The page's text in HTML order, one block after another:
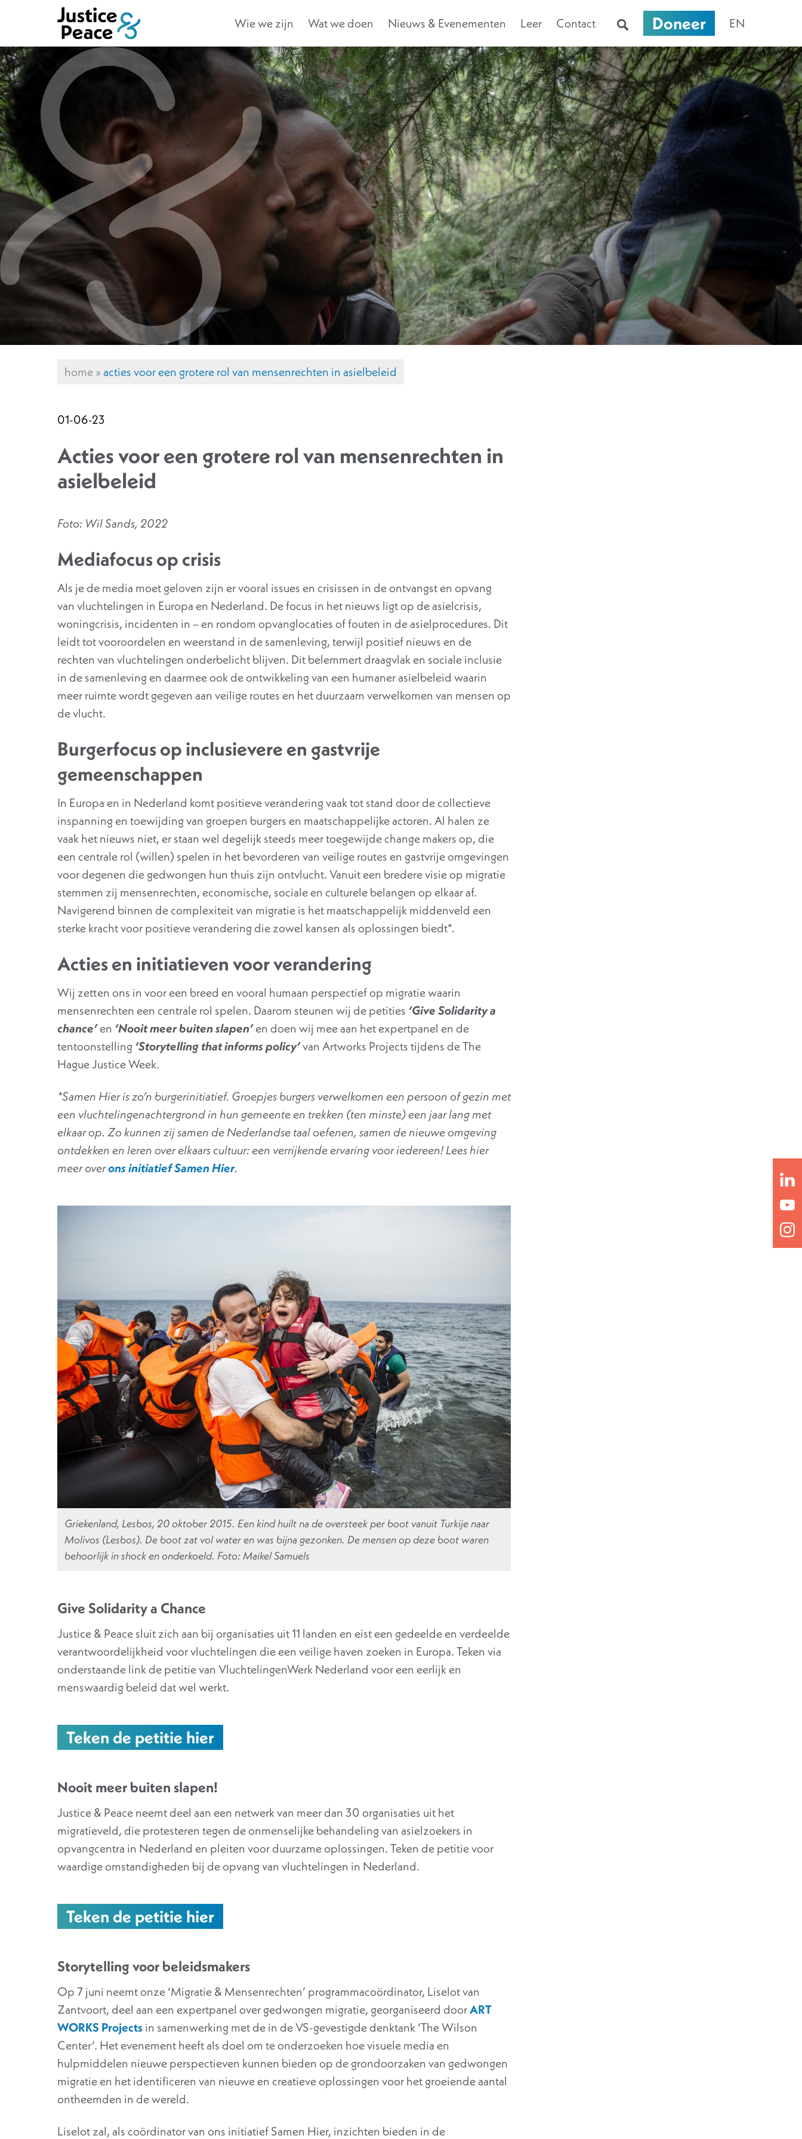
Wie we zijn Wat we doen Nieuws & Evenementen Leer Contact Doneer EN
home»acties voor een grotere rol van mensenrechten in asielbeleid
01-06-23
Acties voor een grotere rol van mensenrechten in
asielbeleid
Foto: Wil Sands, 2022
Mediafocus op crisis
Als je de media moet geloven zijn er vooral issues en crisissen in de ontvangst en opvang
van vluchtelingen in Europa en Nederland. De focus in het nieuws ligt op de asielcrisis,
woningcrisis, incidenten in – en rondom opvanglocaties of fouten in de asielprocedures. Dit
leidt tot vooroordelen en weerstand in de samenleving, terwijl positief nieuws en de
rechten van vluchtelingen onderbelicht blijven. Dit belemmert draagvlak en sociale inclusie
in de samenleving en daarmee ook de ontwikkeling van een humaner asielbeleid waarin
meer ruimte wordt gegeven aan veilige routes en het duurzaam verwelkomen van mensen op
de vlucht.
Burgerfocus op inclusievere en gastvrije
gemeenschappen
In Europa en in Nederland komt positieve verandering vaak tot stand door de collectieve
inspanning en toewijding van groepen burgers en maatschappelijke actoren. Al halen ze
vaak het nieuws niet, er staan wel degelijk steeds meer toegewijde change makers op, die
een centrale rol (willen) spelen in het bevorderen van veilige routes en gastvrije omgevingen
voor degenen die gedwongen hun thuis zijn ontvlucht. Vanuit een bredere visie op migratie
stemmen zij mensenrechten, economische, sociale en culturele belangen op elkaar af.
Navigerend binnen de complexiteit van migratie is het maatschappelijk middenveld een
sterke kracht voor positieve verandering die zowel kansen als oplossingen biedt*.
Acties en initiatieven voor verandering
Wij zetten ons in voor een breed en vooral humaan perspectief op migratie waarin
mensenrechten een centrale rol spelen. Daarom steunen wij de petities ‘Give Solidarity a
chance’en ‘Nooit meer buiten slapen’en doen wij mee aan het expertpanel en de
tentoonstelling‘Storytelling that informs policy’van Artworks Projects tijdens de The
Hague Justice Week.
*Samen Hier is zo’n burgerinitiatief. Groepjes burgers verwelkomen een persoon of gezin met
een vluchtelingenachtergrond in hun gemeente en trekken (ten minste) een jaar lang met
elkaar op. Zo kunnen zij samen de Nederlandse taal oefenen, samen de nieuwe omgeving
ontdekken en leren over elkaars cultuur: een verrijkende ervaring voor iedereen! Lees hier
meer overons initiatief Samen Hier.
Griekenland, Lesbos, 20 oktober 2015. Een kind huilt na de oversteek per boot vanuit Turkije naar
Molivos (Lesbos). De boot zat vol water en was bijna gezonken. De mensen op deze boot waren
behoorlijk in shock en onderkoeld. Foto: Maikel Samuels
Give Solidarity a Chance
Justice & Peace sluit zich aan bij organisaties uit 11 landen en eist een gedeelde en verdeelde
verantwoordelijkheid voor vluchtelingen die een veilige haven zoeken in Europa. Teken via
onderstaande link de petitie van VluchtelingenWerk Nederland voor een eerlijk en
menswaardig beleid dat wel werkt.
Teken de petitie hier
Nooit meer buiten slapen!
Justice & Peace neemt deel aan een netwerk van meer dan 30 organisaties uit het
migratieveld, die protesteren tegen de onmenselijke behandeling van asielzoekers in
opvangcentra in Nederland en pleiten voor duurzame oplossingen. Teken de petitie voor
waardige omstandigheden bij de opvang van vluchtelingen in Nederland.
Teken de petitie hier
Storytelling voor beleidsmakers
Op 7 juni neemt onze ‘Migratie & Mensenrechten’ programmacoördinator, Liselot van
Zantvoort, deel aan een expertpanel over gedwongen migratie, georganiseerd doorART
WORKS Projects in samenwerking met de in de VS-gevestigde denktank ‘The Wilson
Center’. Het evenement heeft als doel om te onderzoeken hoe visuele media en
hulpmiddelen nieuwe perspectieven kunnen bieden op de grondoorzaken van gedwongen
migratie en het identificeren van nieuwe en creatieve oplossingen voor het groeiende aantal
ontheemden in de wereld.
Liselot zal, als coördinator van ons initiatief Samen Hier, inzichten bieden in de